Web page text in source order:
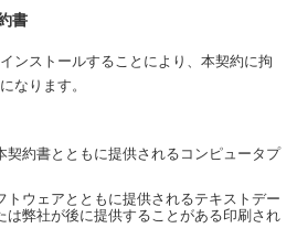
書
ンストールすることにより、本契約に拘
なります。
契約書とともに提供されるコンピュータプ
トウェアとともに提供されるテキストデー
は弊社が後に提供することがある印刷され